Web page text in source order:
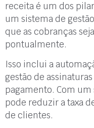
receita é um dos
um sistema de
que as cobranças
pontualmente.
Isso inclui a
gestão de
pagamento. Com
pode reduzir a taxa
de clientes.